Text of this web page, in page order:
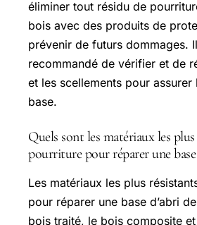
éliminer tout résidu de
bois avec des produits de
prévenir de futurs dommages.
recommandé de vérifier et de
et les scellements pour assurer
base.
Quels sont les matériaux les
pourriture pour réparer une base
Les matériaux les plus
pour réparer une base d’abri
bois traité, le bois composite